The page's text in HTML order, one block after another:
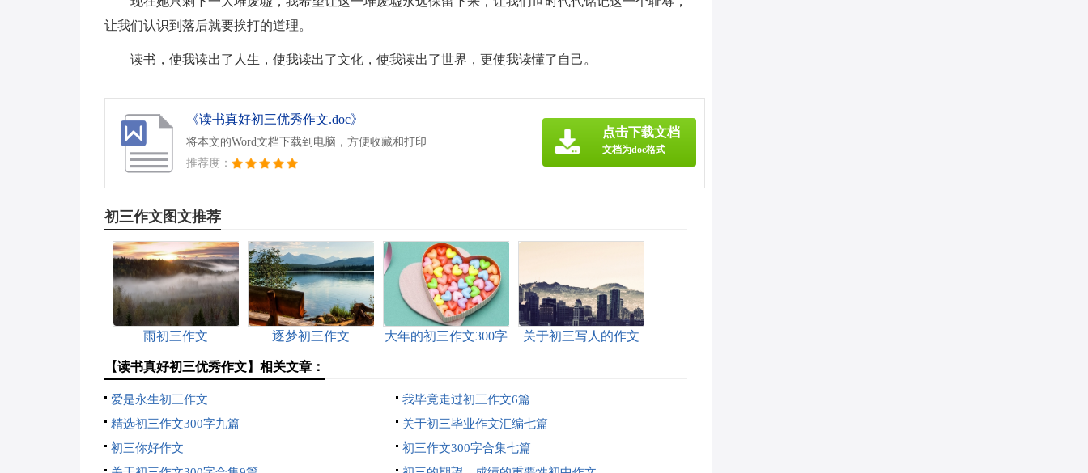
让我们认识到落后就要挨打的道理。
读书，使我读出了人生，使我读出了文化，使我读出了世界，更使我读懂了自己。
《读书真好初三优秀作文.doc》
将本文的Word文档下载到电脑，方便收藏和打印
推荐度：
点击下载文档
文档为doc格式
初三作文图文推荐
雨初三作文 逐梦初三作文
大年的初三作文300字
关于初三写人的作文
【读书真好初三优秀作文】相关文章：
爱是永生初三作文
我毕竟走过初三作文6篇
精选初三作文300字九篇
关于初三毕业作文汇编七篇
初三你好作文
初三作文300字合集七篇